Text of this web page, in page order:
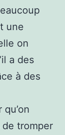
une
on
a des
à des
de tromper